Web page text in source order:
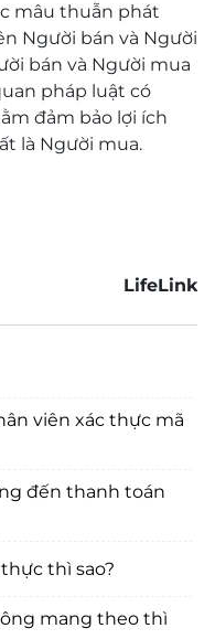
mâu thuẫn phát
Người bán và Người
bán và Người mua
pháp luật có
đảm bảo lợi ích
là Người mua.
LifeLink
viên xác thực mã
đến thanh toán
thì sao?
mang theo thì